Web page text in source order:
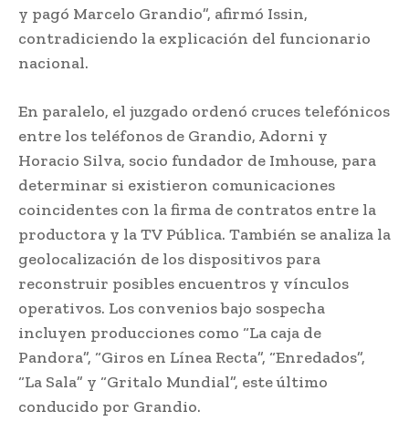
y pagó Marcelo Grandio”, afirmó Issin,
contradiciendo la explicación del funcionario
nacional.
En paralelo, el juzgado ordenó cruces telefónicos
entre los teléfonos de Grandio, Adorni y
Horacio Silva, socio fundador de Imhouse, para
determinar si existieron comunicaciones
coincidentes con la firma de contratos entre la
productora y la TV Pública. También se analiza la
geolocalización de los dispositivos para
reconstruir posibles encuentros y vínculos
operativos. Los convenios bajo sospecha
incluyen producciones como “La caja de
Pandora”, “Giros en Línea Recta”, “Enredados”,
“La Sala” y “Gritalo Mundial”, este último
conducido por Grandio.